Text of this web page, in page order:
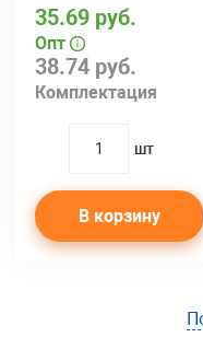
38.74 руб.
Комплектация
35.69 руб.
Опт
quantity
шт
В корзину